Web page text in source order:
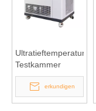
Ultratieftemperatur-
Testkammer
erkundigen